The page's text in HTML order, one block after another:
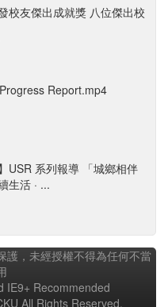
校友傑出成就獎 八位傑出校
Report.mp4
USR 系列報導 「城鄉相伴
生活 · ...
護，未經授權不得為任何不當
IE9+ Recommended
All Rights Reserved.